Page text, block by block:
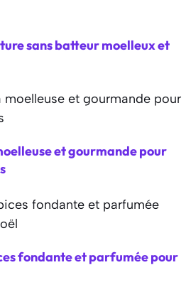
sans batteur moelleux et
et gourmande pour
fondante et parfumée pour